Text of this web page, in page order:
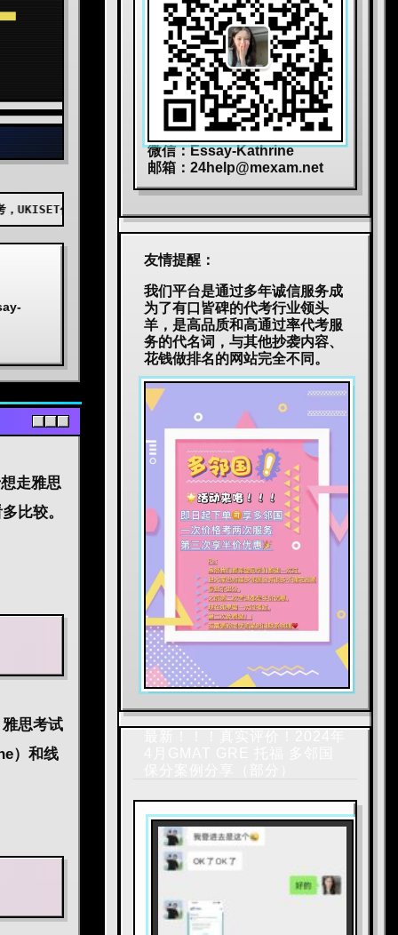
考，AEAS代考，BEC代考，JTEST代考，JLPT代考，TOPIK代考，小托
走雅思
比较。
雅思考试
）和线
微信：Essay-Kathrine
邮箱： 24help@mexam.net
友情提醒：
我们平台是通过多年诚信服务成
为了有口皆碑的代考行业领头
羊，是高品质和高通过率代考服
务的代名词，与其他抄袭内容、
花钱做排名的网站完全不同。